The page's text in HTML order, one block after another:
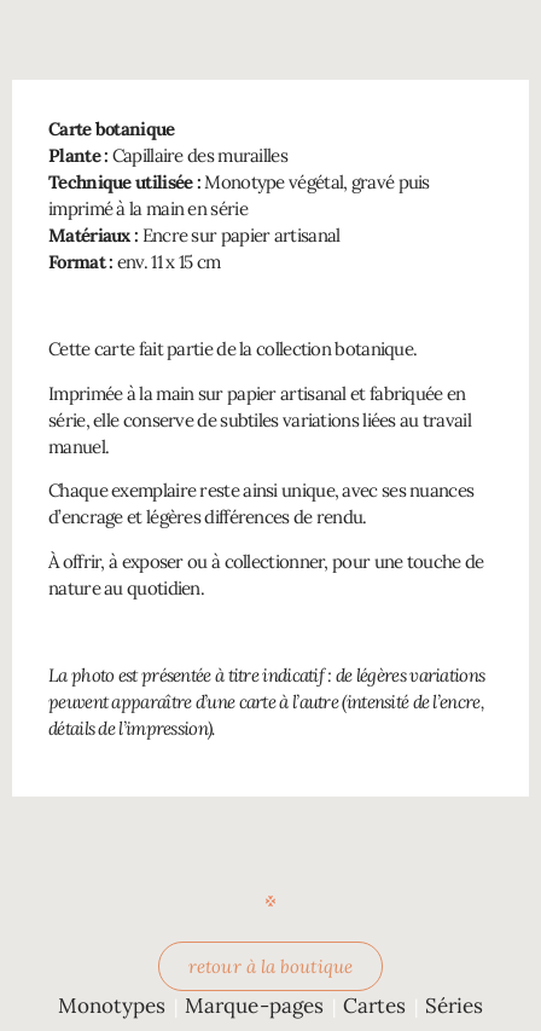
Carte botanique
Plante : Capillaire des murailles
Technique utilisée : Monotype végétal, gravé puis
imprimé à la main en série
Matériaux : Encre sur papier artisanal
Format : env. 11 x 15 cm
Cette carte fait partie de la collection botanique.
Imprimée à la main sur papier artisanal et fabriquée en
série, elle conserve de subtiles variations liées au travail
manuel.
Chaque exemplaire reste ainsi unique, avec ses nuances
d’encrage et légères différences de rendu.
À offrir, à exposer ou à collectionner, pour une touche de
nature au quotidien.
La photo est présentée à titre indicatif : de légères variations
peuvent apparaître d’une carte à l’autre (intensité de l’encre,
détails de l’impression).
retour à la boutique
Monotypes Marque-pages Cartes Séries